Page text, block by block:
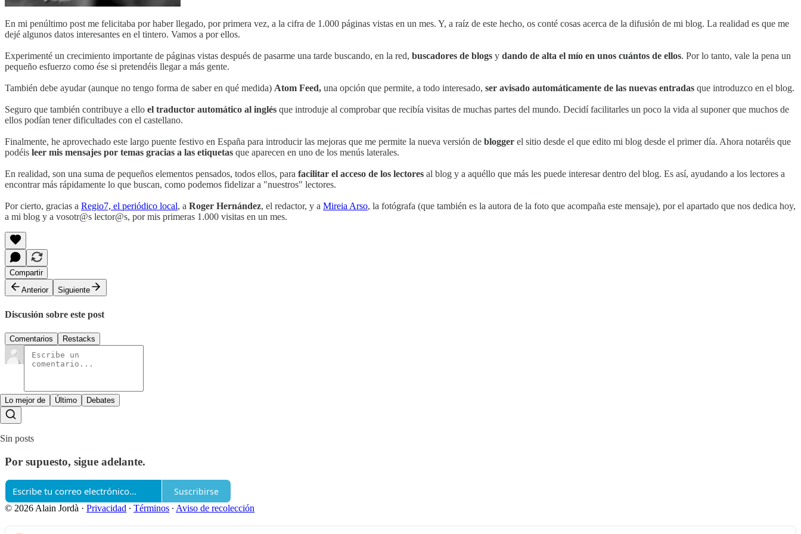
En mi penúltimo post me felicitaba por haber llegado, por primera vez, a la cifra de 1.000 páginas vistas en un mes. Y, a raíz de este hecho, os conté cosas acerca de la difusión de mi blog. La realidad es que me
dejé algunos datos interesantes en el tintero. Vamos a por ellos.
Experimenté un crecimiento importante de páginas vistas después de pasarme una tarde buscando, en la red, buscadores de blogs y dando de alta el mío en unos cuántos de ellos. Por lo tanto, vale la pena un
pequeño esfuerzo como ése si pretendéis llegar a más gente.
También debe ayudar (aunque no tengo forma de saber en qué medida) Atom Feed, una opción que permite, a todo interesado, ser avisado automáticamente de las nuevas entradas que introduzco en el blog.
Seguro que también contribuye a ello el traductor automático al inglés que introduje al comprobar que recibía visitas de muchas partes del mundo. Decidí facilitarles un poco la vida al suponer que muchos de
ellos podían tener dificultades con el castellano.
Finalmente, he aprovechado este largo puente festivo en España para introducir las mejoras que me permite la nueva versión de blogger el sitio desde el que edito mi blog desde el primer día. Ahora notaréis que
podéis leer mis mensajes por temas gracias a las etiquetas que aparecen en uno de los menús laterales.
En realidad, son una suma de pequeños elementos pensados, todos ellos, para facilitar el acceso de los lectores al blog y a aquéllo que más les puede interesar dentro del blog. Es así, ayudando a los lectores a
encontrar más rápidamente lo que buscan, como podemos fidelizar a "nuestros" lectores.
Por cierto, gracias a Regio7, el periódico local, a Roger Hernández, el redactor, y a Mireia Arso, la fotógrafa (que también es la autora de la foto que acompaña este mensaje), por el apartado que nos dedica hoy,
a mi blog y a vosotr@s lector@s, por mis primeras 1.000 visitas en un mes.
Compartir
Anterior
Siguiente
Discusión sobre este post
Comentarios Restacks
Lo mejor de Último Debates
Sin posts
Por supuesto, sigue adelante.
Suscribirse
© 2026 Alain Jordà · Privacidad ∙ Términos ∙ Aviso de recolección